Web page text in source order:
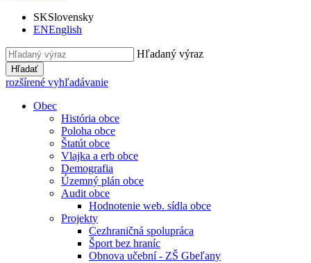
SKSlovensky
ENEnglish
Hľadaný výraz
Hľadať
rozšírené vyhľadávanie
Obec
História obce
Poloha obce
Štatút obce
Vlajka a erb obce
Demografia
Územný plán obce
Audit obce
Hodnotenie web. sídla obce
Projekty
Cezhraničná spolupráca
Šport bez hraníc
Obnova učební - ZŠ Gbeľany